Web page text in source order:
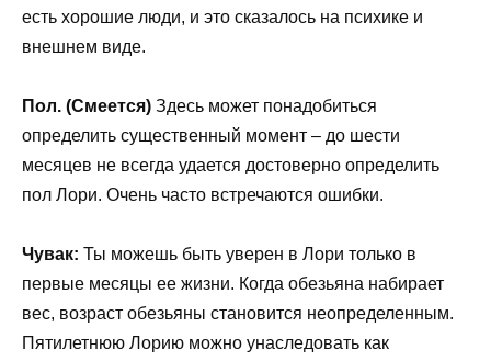
есть хорошие люди, и это сказалось на психике и
внешнем виде.
Пол. (Смеется) Здесь может понадобиться
определить существенный момент – до шести
месяцев не всегда удается достоверно определить
пол Лори. Очень часто встречаются ошибки.
Чувак: Ты можешь быть уверен в Лори только в
первые месяцы ее жизни. Когда обезьяна набирает
вес, возраст обезьяны становится неопределенным.
Пятилетнюю Лорию можно унаследовать как